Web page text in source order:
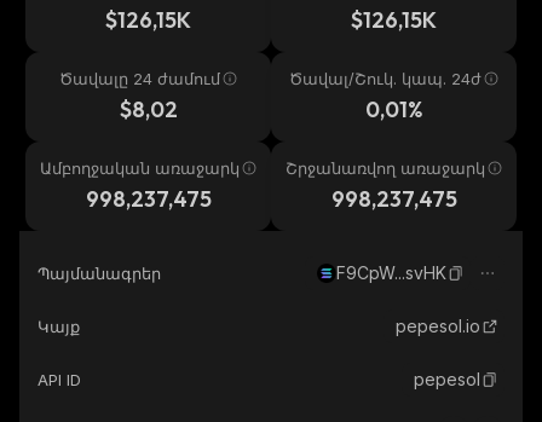
$126,15K $126,15K
Ծավալը 24 ժամում
$8,02
Ծավալ/Շուկ. կապ. 24ժ
0,01%
Ամբողջական առաջարկ
998,237,475
Շրջանառվող առաջարկ
998,237,475
Պայմանագրեր F9CpW...svHK
Կայք pepesol.io
API ID pepesol